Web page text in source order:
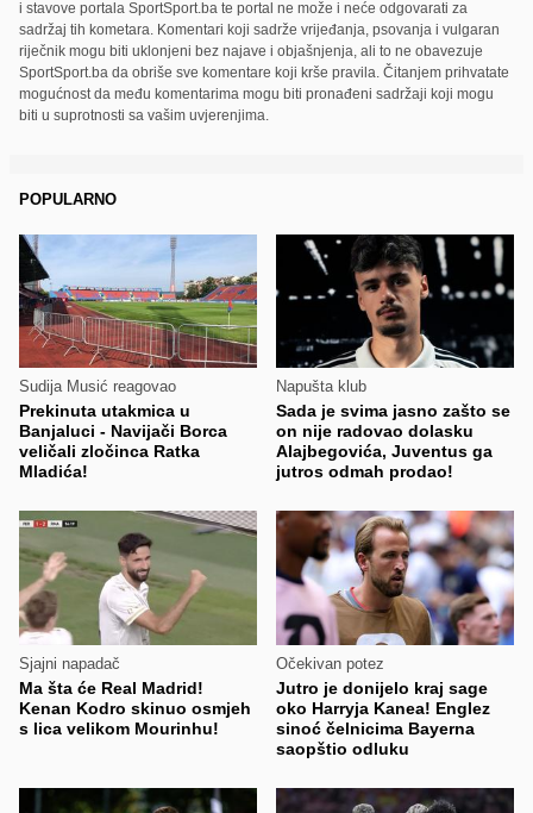
i stavove portala SportSport.ba te portal ne može i neće odgovarati za
sadržaj tih kometara. Komentari koji sadrže vrijeđanja, psovanja i vulgaran
riječnik mogu biti uklonjeni bez najave i objašnjenja, ali to ne obavezuje
SportSport.ba da obriše sve komentare koji krše pravila. Čitanjem prihvatate
mogućnost da među komentarima mogu biti pronađeni sadržaji koji mogu
biti u suprotnosti sa vašim uvjerenjima.
POPULARNO
Sudija Musić reagovao
Prekinuta utakmica u
Banjaluci - Navijači Borca
veličali zločinca Ratka
Mladića!
Napušta klub
Sada je svima jasno zašto se
on nije radovao dolasku
Alajbegovića, Juventus ga
jutros odmah prodao!
Sjajni napadač
Ma šta će Real Madrid!
Kenan Kodro skinuo osmjeh
s lica velikom Mourinhu!
Očekivan potez
Jutro je donijelo kraj sage
oko Harryja Kanea! Englez
sinoć čelnicima Bayerna
saopštio odluku